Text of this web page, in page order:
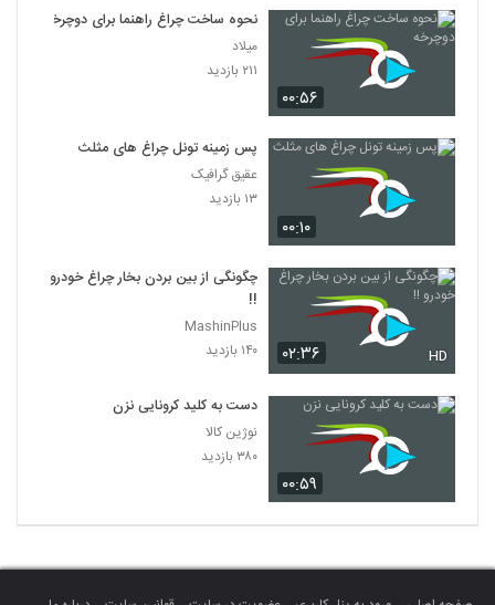
۰۰:۵۶
نحوه ساخت چراغ راهنما برای دوچرخه
میلاد
۲۱۱ بازدید
۰۰:۱۰
پس زمینه تونل چراغ های مثلث
عقیق گرافیک
۱۳ بازدید
۰۲:۳۶ HD
چگونگی از بین بردن بخار چراغ خودرو
!!
MashinPlus
۱۴۰ بازدید
۰۰:۵۹
دست به کلید کرونایی نزن
نوژین کالا
۳۸۰ بازدید